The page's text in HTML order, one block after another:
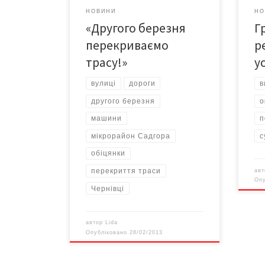
Ось один хрест, другий… А все
тому, що люди змушені цією трасою
НОВИНИ
«Другого березня
перекриваємо
трасу!»
вулиці дороги
другого березня
машини
мікрорайон Садгора
обіцянки
перекриття траси
Чернівці
автор Lida
Опубліковано28/02/2013